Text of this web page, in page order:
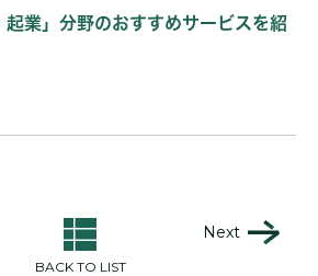
起業」分野のおすすめサービスを紹
BACK TO LIST
Next